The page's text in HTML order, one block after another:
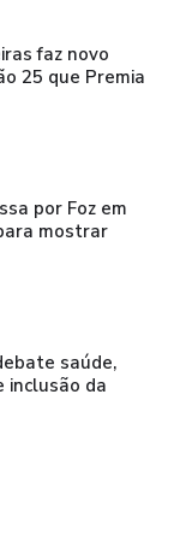
faz novo
25 que Premia
por Foz em
mostrar
saúde,
inclusão da